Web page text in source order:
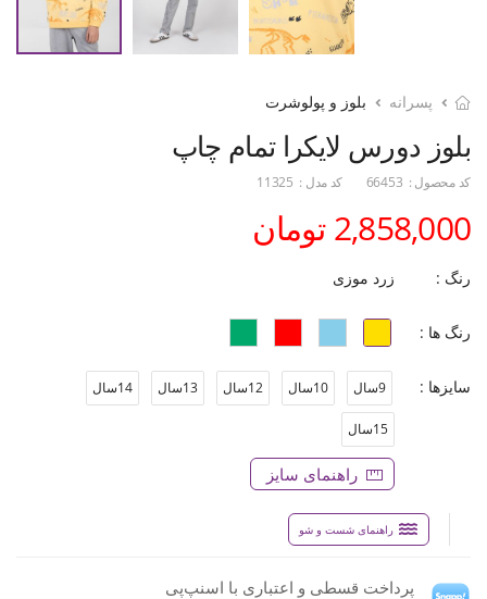
پسرانه بلوز و پولوشرت
بلوز دورس لایکرا تمام چاپ
کد محصول : 66453 کد مدل : 11325
2,858,000 تومان
رنگ : زرد موزی
رنگ ها :
سایزها : 9سال 10سال 12سال 13سال 14سال
15سال
راهنمای سایز
راهنمای شست و شو
پرداخت قسطی و اعتباری با اسنپ‌پی